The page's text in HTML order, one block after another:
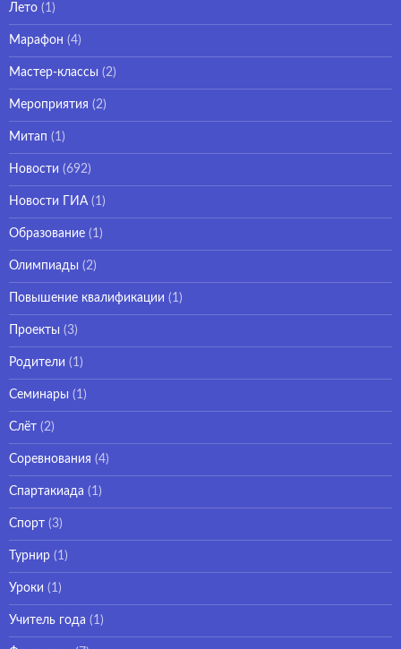
Лето (1)
Марафон (4)
Мастер-классы (2)
Мероприятия (2)
Митап (1)
Новости (692)
Новости ГИА (1)
Образование (1)
Олимпиады (2)
Повышение квалификации (1)
Проекты (3)
Родители (1)
Семинары (1)
Слёт (2)
Соревнования (4)
Спартакиада (1)
Спорт (3)
Турнир (1)
Уроки (1)
Учитель года (1)